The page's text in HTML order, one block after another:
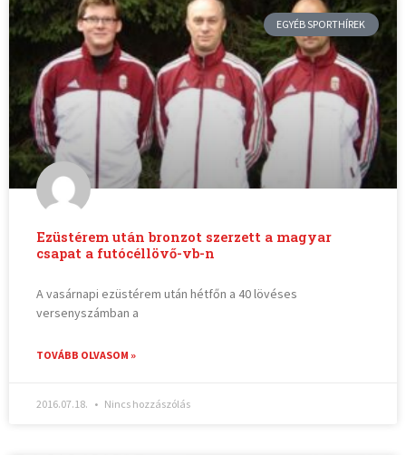
EGYÉB SPORTHÍREK
Ezüstérem után bronzot szerzett a magyar
csapat a futócéllövő-vb-n
A vasárnapi ezüstérem után hétfőn a 40 lövéses
versenyszámban a
TOVÁBB OLVASOM »
2016.07.18. Nincs hozzászólás